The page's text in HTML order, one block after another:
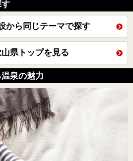
から同じテーマで探す
県トップを見る
泉の魅力